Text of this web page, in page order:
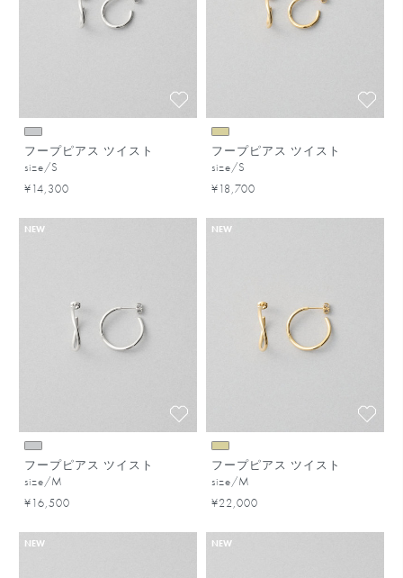
フープピアス ツイスト
size/S
¥14,300
フープピアス ツイスト
size/S
¥18,700
NEW
フープピアス ツイスト
size/M
¥16,500
NEW
フープピアス ツイスト
size/M
¥22,000
NEW NEW